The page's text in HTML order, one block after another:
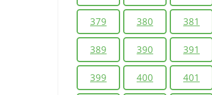
379 380 381
389 390 391
399 400 401